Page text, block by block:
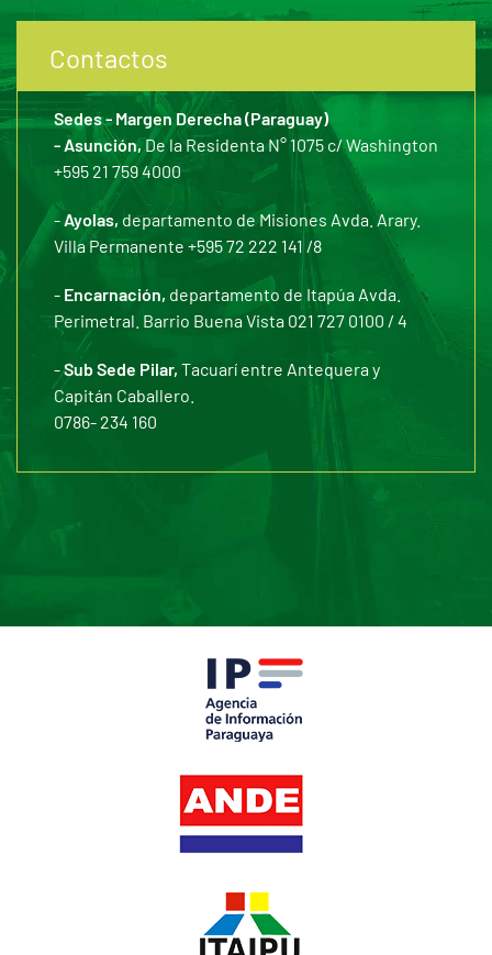
Contactos
Sedes - Margen Derecha (Paraguay)
- Asunción,De la Residenta N° 1075 c/ Washington
+595 21 759 4000
-Ayolas, departamento de Misiones Avda. Arary.
Villa Permanente +595 72 222 141 /8
- Encarnación, departamento de Itapúa Avda.
Perimetral. Barrio Buena Vista 021 727 0100 / 4
-Sub Sede Pilar, Tacuarí entre Antequera y
Capitán Caballero.
0786- 234 160